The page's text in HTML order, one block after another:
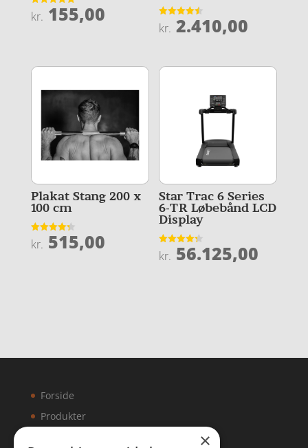
Vurderet
5
kr. 155,00
Vurderet
4.5
kr. 2.410,00
Plakat Stang 200 x
100 cm
Vurderet
4.3
kr. 515,00
Star Trac 6 Series
6-TR Løbebånd LCD
Display
Vurderet
4.3
kr. 56.125,00
Forside
Produkter
×